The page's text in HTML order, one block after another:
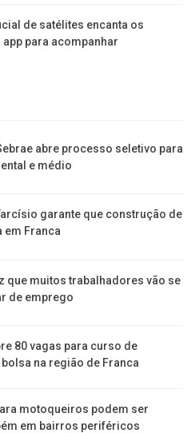
de satélites encanta os
para acompanhar
abre processo seletivo para
e médio
garante que construção de
em Franca
que muitos trabalhadores vão se
de emprego
80 vagas para curso de
na região de Franca
motoqueiros podem ser
em bairros periféricos